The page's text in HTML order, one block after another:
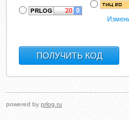
powered by prlog.ru